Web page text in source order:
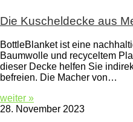
Die Kuscheldecke aus
BottleBlanket ist eine
Baumwolle und recyceltem
dieser Decke helfen Sie
befreien. Die Macher von…
weiter »
28. November 2023